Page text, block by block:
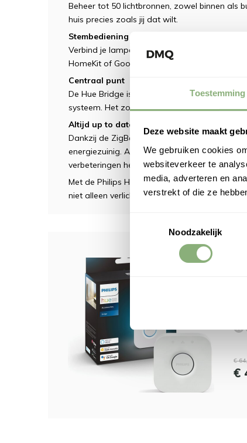
Toestemming
Deze website maakt
We gebruiken cookies
websiteverkeer te
media, adverteren en
verstrekt of die ze
Noodzakelijk
Beheer tot 50 lichtbronnen, zowel binnen als
huis precies zoals jij dat wilt.
Stembediening voor gemak
Verbind je lampen met de Hue Bridge en
HomeKit of Google Assistent voor eenvoudige
Centraal punt
De Hue Bridge is meer dan een accessoire;
systeem. Het zorgt ervoor dat al je slimme
Altijd up to date
Dankzij de ZigBee-technologie is je Philips
energiezuinig. Automatische updates
verbeteringen hebt.
Met de Philips Hue Bridge haal je het
niet alleen verlicht, maar ook slim en
€
€